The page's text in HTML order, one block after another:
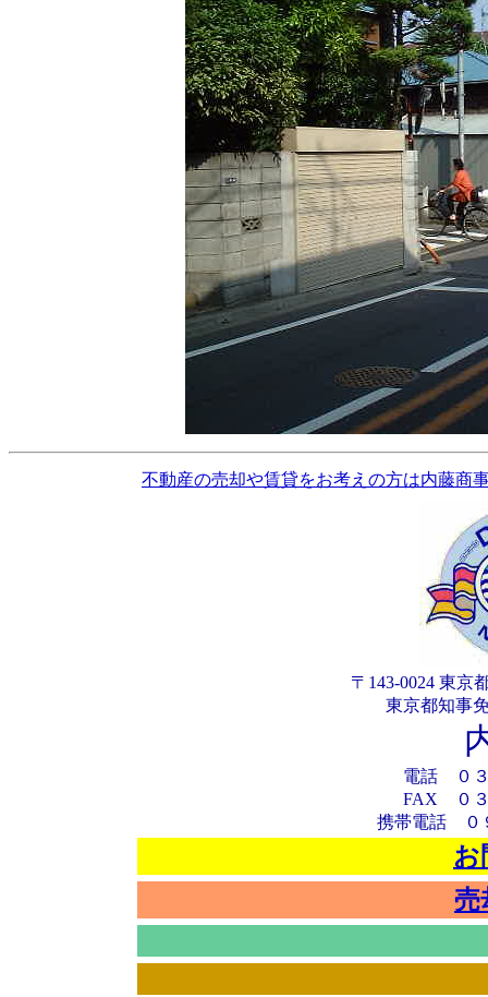
不動産の売却や賃貸をお考えの方は内藤商
〒143-0024 東京
東京都知事
電話 ０３
FAX ０３
携帯電話 ０
お
売